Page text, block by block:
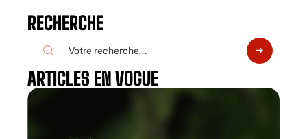
RECHERCHE
ARTICLES EN VOGUE